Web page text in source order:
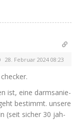
28. Februar 2024 08:23
ist, eine darm­sa­nie­
bestimmt. unse­re
(seit sicher 30 jah­